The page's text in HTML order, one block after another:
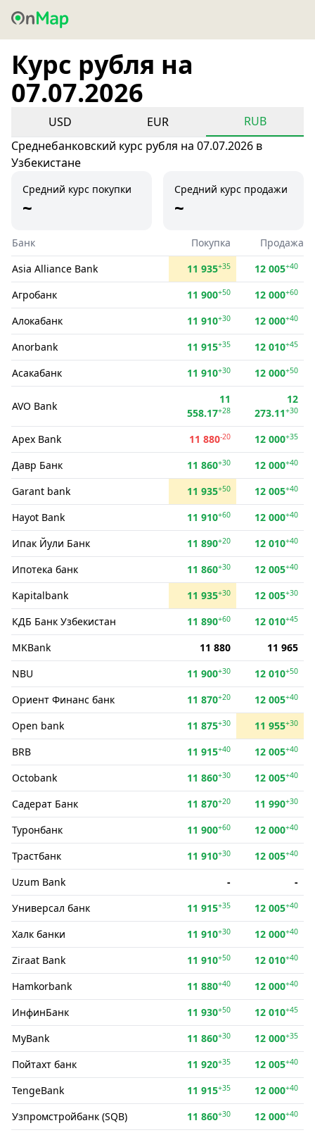
Курс рубля на
07.07.2026
USD EUR
RUB
Среднебанковский курс рубля на 07.07.2026 в
Узбекистане
Средний курс покупки
~
Средний курс продажи
~
Банк Покупка
Продажа
Asia Alliance Bank
11 935+35 12 005+40
Агробанк 11 900+50 12 000+60
Алокабанк 11 910+30 12 000+40
Anorbank 11 915+35 12 010+45
Асакабанк 11 910+30 12 000+50
AVO Bank
11
558.17+28
12
273.11+30
Apex Bank 11 880-20 12 000+35
Давр Банк 11 860+30 12 000+40
Garant bank 11 935+50 12 005+40
Hayot Bank 11 910+60 12 000+40
Ипак Йули Банк 11 890+20 12 010+40
Ипотека банк 11 860+30 12 005+40
Kapitalbank 11 935+30 12 005+30
КДБ Банк Узбекистан 11 890+60 12 010+45
MKBank 11 880
11 965
NBU
11 900+30 12 010+50
Ориент Финанс банк 11 870+20 12 005+40
Open bank 11 875+30 11 955+30
BRB 11 915+40 12 005+40
Octobank 11 860+30 12 005+40
Садерат Банк 11 870+20 11 990+30
Туронбанк 11 900+60 12 000+40
Трастбанк 11 910+30 12 005+40
Uzum Bank -
-
Универсал банк
11 915+35 12 005+40
Халк банки 11 910+30 12 000+40
Ziraat Bank 11 910+50 12 010+40
Hamkorbank 11 880+40 12 000+40
ИнфинБанк 11 930+50 12 010+45
MyBank 11 860+30 12 000+35
Пойтахт банк 11 920+35 12 005+40
TengeBank 11 915+35 12 000+40
Узпромстройбанк (SQB) 11 860+30 12 000+40